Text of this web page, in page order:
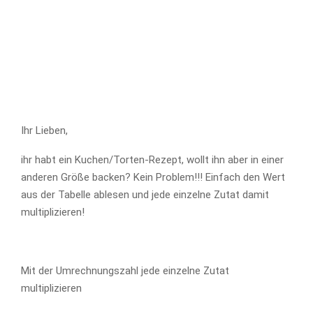
Ihr Lieben,
ihr habt ein Kuchen/Torten-Rezept, wollt ihn aber in einer
anderen Größe backen? Kein Problem!!! Einfach den Wert
aus der Tabelle ablesen und jede einzelne Zutat damit
multiplizieren!
Mit der Umrechnungszahl jede einzelne Zutat
multiplizieren